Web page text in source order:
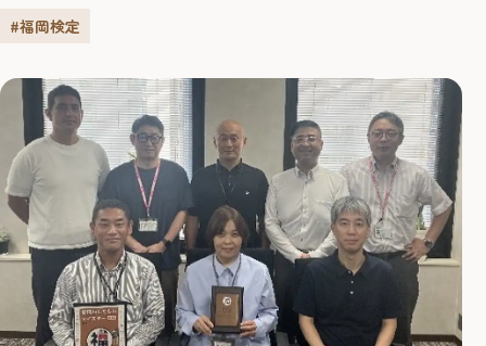
ンターネット環境がない方や不安な方を対象に、問題用紙
#福岡検定